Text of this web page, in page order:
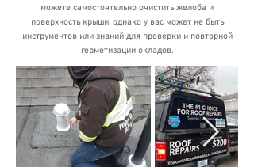
можете самостоятельно очистить желоба и
поверхность крыши, однако у вас может не быть
инструментов или знаний для проверки и повторной
герметизации окладов.